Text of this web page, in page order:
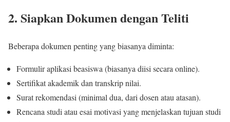
2. Siapkan Dokumen dengan Teliti
Beberapa dokumen penting yang biasanya diminta:
Formulir aplikasi beasiswa (biasanya diisi secara online).
Sertifikat akademik dan transkrip nilai.
Surat rekomendasi (minimal dua, dari dosen atau atasan).
Rencana studi atau esai motivasi yang menjelaskan tujuan studi